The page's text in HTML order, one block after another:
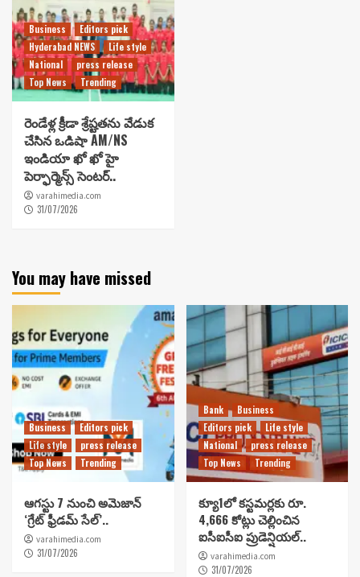
Business
Editors pick
Hyderabad NEWS
Life style
National
press release
Top News
Trending
రెండేళ్ల క్రీడా శ్రేష్టతను వేడుక
చేసిన ఒడిషా AM/NS
ఇండియా ఖో ఖో హై
పెర్ఫార్మెన్స్ సెంటర్..
varahimedia.com
31/07/2026
You may have missed
Business
Editors pick
Life style
press release
Top News
Trending
ఆగస్టు 7 నుంచి అమెజాన్
‘గ్రేట్ ఫ్రీడమ్ సేల్’..
varahimedia.com
31/07/2026
Bank
Business
Editors pick
Life style
National
press release
Top News
Trending
క్యూ1లో కస్టమర్లకు రూ.
4,666 కోట్లు చెల్లించిన
ఐసీఐసీఐ ప్రుడెన్షియల్..
varahimedia.com
31/07/2026